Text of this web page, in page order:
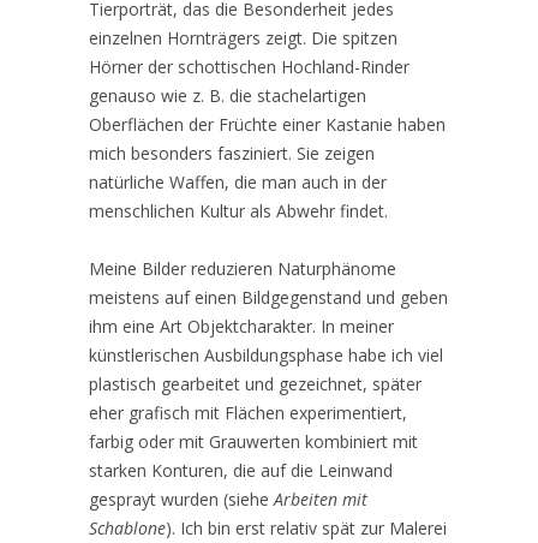
Tierporträt, das die Besonderheit jedes
einzelnen Hornträgers zeigt. Die spitzen
Hörner der schottischen Hochland-Rinder
genauso wie z. B. die stachelartigen
Oberflächen der Früchte einer Kastanie haben
mich besonders fasziniert. Sie zeigen
natürliche Waffen, die man auch in der
menschlichen Kultur als Abwehr findet.
Meine Bilder reduzieren Naturphänome
meistens auf einen Bildgegenstand und geben
ihm eine Art Objektcharakter. In meiner
künstlerischen Ausbildungsphase habe ich viel
plastisch gearbeitet und gezeichnet, später
eher grafisch mit Flächen experimentiert,
farbig oder mit Grauwerten kombiniert mit
starken Konturen, die auf die Leinwand
gesprayt wurden (sieheArbeiten mit
Schablone). Ich bin erst relativ spät zur Malerei